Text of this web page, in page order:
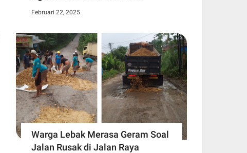
Februari 22, 2025
Warga Lebak Merasa Geram Soal
Jalan Rusak di Jalan Raya